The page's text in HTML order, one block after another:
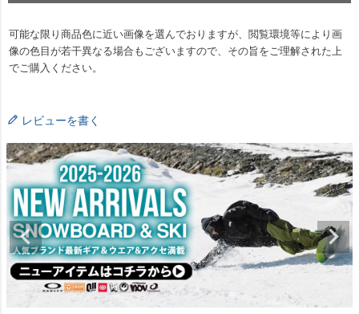
可能な限り商品色に近い画像を選んでおりますが、閲覧環境等により画
像の色目が若干異なる場合もございますので、その旨をご理解された上
でご購入ください。
レビューを書く